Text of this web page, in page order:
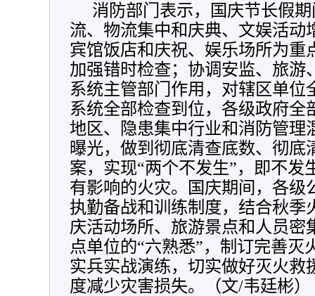
消防部门表示，国庆节长假
流、物流集中和庆典、文娱活动
宾馆饭店和庆祝、娱乐场所为重
加强错时检查；协调安监、旅游
系统主管部门作用，对辖区单位
系统全部检查到位，各级政府全
地区、隐患集中行业和消防管理
曝光，做到彻底清查底数、彻底
案，实现“两个不发生”，即不发
有影响的火灾。国庆期间，各级
执勤备战和训练制度，结合秋季
庆活动场所、旅游景点和人员密
点单位的“六熟悉”，制订完善灭
实兵实战演练，切实做好灭火救
度减少灾害损失。（文/韦廷彬）